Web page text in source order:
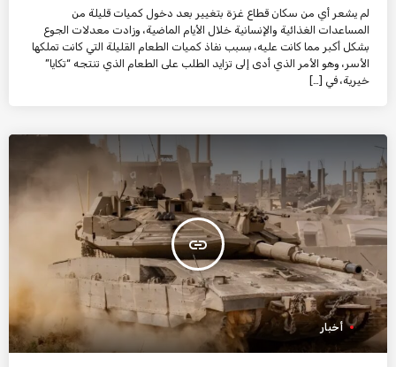
لم يشعر أي من سكان قطاع غزة بتغيير بعد دخول كميات قليلة من
المساعدات الغذائية والإنسانية خلال الأيام الماضية، وزادت معدلات الجوع
بشكل أكبر مما كانت عليه، بسبب نفاذ كميات الطعام القليلة التي كانت تملكها
الأسر، وهو الأمر الذي أدى إلى تزايد الطلب على الطعام الذي تنتجه “تكايا”
خيرية، في […]
insert_link
أخبار